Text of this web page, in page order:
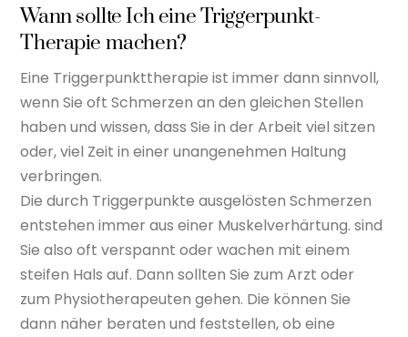
Wann sollte Ich eine Triggerpunkt-
Therapie machen?
Eine Triggerpunkttherapie ist immer dann sinnvoll,
wenn Sie oft Schmerzen an den gleichen Stellen
haben und wissen, dass Sie in der Arbeit viel sitzen
oder, viel Zeit in einer unangenehmen Haltung
verbringen.
Die durch Triggerpunkte ausgelösten Schmerzen
entstehen immer aus einer Muskelverhärtung. sind
Sie also oft verspannt oder wachen mit einem
steifen Hals auf. Dann sollten Sie zum Arzt oder
zum Physiotherapeuten gehen. Die können Sie
dann näher beraten und feststellen, ob eine